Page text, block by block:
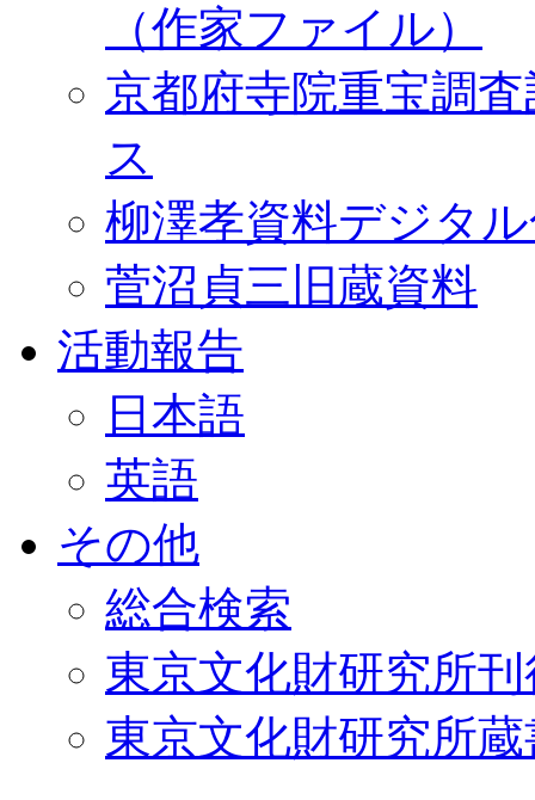
（作家ファイル）
京都府寺院重宝調
ス
柳澤孝資料デジタ
菅沼貞三旧蔵資料
活動報告
日本語
英語
その他
総合検索
東京文化財研究所
東京文化財研究所